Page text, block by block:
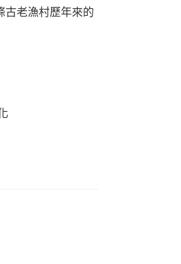
古老漁村歷年來的